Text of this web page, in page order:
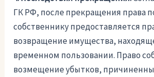
ГК РФ, после прекращения права
собственнику предоставляется
возвращение имущества,
временном пользовании. Право
возмещение убытков,